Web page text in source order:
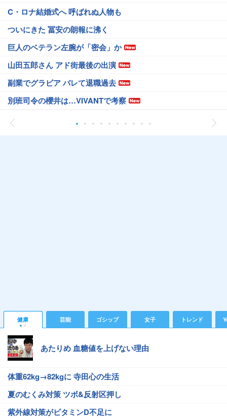
C・ロナ結婚式へ 呼ばれぬ人物も
ついにきた 冨安の朗報に沸く
巨人のベテラン左腕が「密会」か
山田五郎さん アド街最後の出演
副業でグラビア バレて退職過去
別班司令の櫻井は…VIVANTで考察
健康 芸能 ゴシップ 女子 トレンド
あたりめ 血糖値を上げない理由
体重62kg→82kgに 寺田心の生活
夏のむくみ対策 ツボ&反射区押し
紫外線対策がビタミンD不足に